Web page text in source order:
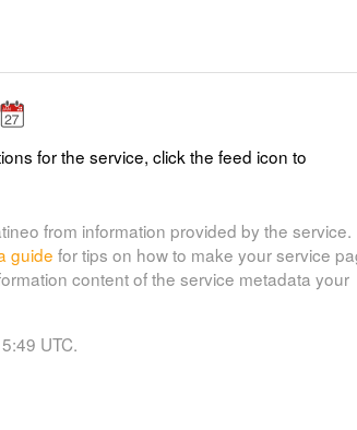
for the service, click the feed icon to
from information provided by the service.
guide for tips on how to make your service
content of the service metadata your
UTC.